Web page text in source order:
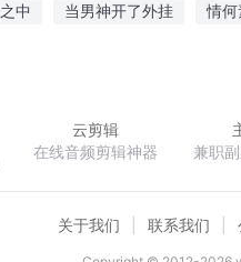
中 当男神开了外挂 情
云剪辑
在线音频剪辑神器
兼职
关于我们 联系我们